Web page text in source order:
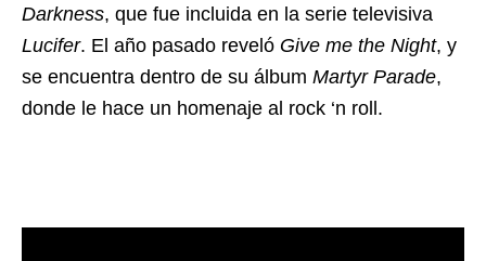
Darkness, que fue incluida en la serie televisiva
Lucifer. El año pasado reveló Give me the Night, y
se encuentra dentro de su álbum Martyr Parade,
donde le hace un homenaje al rock ‘n roll.